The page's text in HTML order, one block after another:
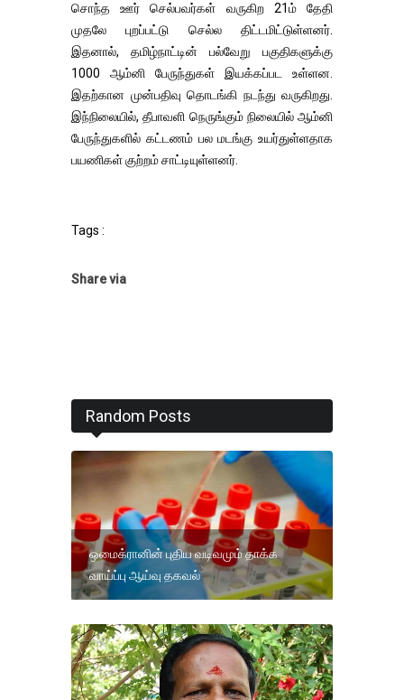
சொந்த ஊர் செல்பவர்கள் வருகிற 21ம் தேதி
முதலே புறப்பட்டு செல்ல திட்டமிட்டுள்ளனர்.
இதனால், தமிழ்நாட்டின் பல்வேறு பகுதிகளுக்கு
1000 ஆம்னி பேருந்துகள் இயக்கப்பட உள்ளன.
இதற்கான முன்பதிவு தொடங்கி நடந்து வருகிறது.
இந்நிலையில், தீபாவளி நெருங்கும் நிலையில் ஆம்னி
பேருந்துகளில் கட்டணம் பல மடங்கு உயர்துள்ளதாக
பயணிகள் குற்றம் சாட்டியுள்ளனர்.
Tags :
Share via
Random Posts
ஒமைக்ரானின் புதிய வடிவமும் தாக்க
வாய்ப்பு ஆய்வு தகவல்